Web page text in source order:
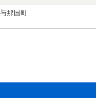
与那国町